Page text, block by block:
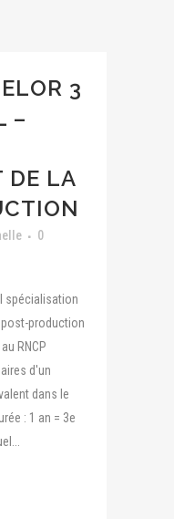
3
–
DE LA
0
spécialisation
production
RNCP
d'un
dans le
: 1 an = 3e